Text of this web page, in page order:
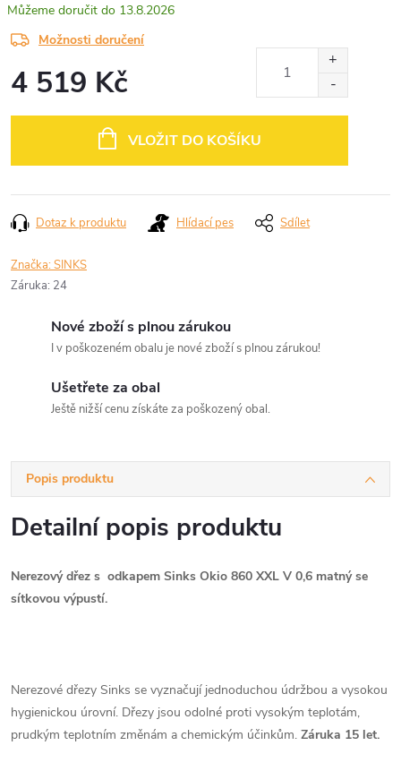
13.8.2026
Možnosti doručení
4 519 Kč
VLOŽIT DO KOŠÍKU
Dotaz k produktu Hlídací pes Sdílet
Značka:SINKS
Záruka: 24
Nové zboží s plnou zárukou
I v poškozeném obalu je nové zboží s plnou zárukou!
Ušetřete za obal
Ještě nižší cenu získáte za poškozený obal.
Popis produktu
Detailní popis produktu
Nerezový dřez s odkapem Sinks Okio 860 XXL V 0,6 matný se
sítkovou výpustí.
Nerezové dřezy Sinks se vyznačují jednoduchou údržbou a vysokou
hygienickou úrovní. Dřezy jsou odolné proti vysokým teplotám,
prudkým teplotním změnám a chemickým účinkům. Záruka 15 let.